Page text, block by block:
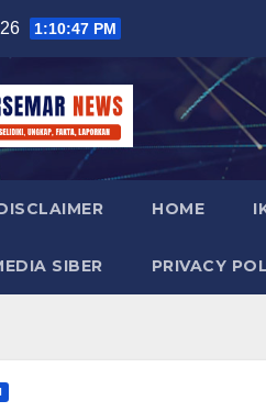
1:10:48 PM
HOME
SIBER PRIVACY